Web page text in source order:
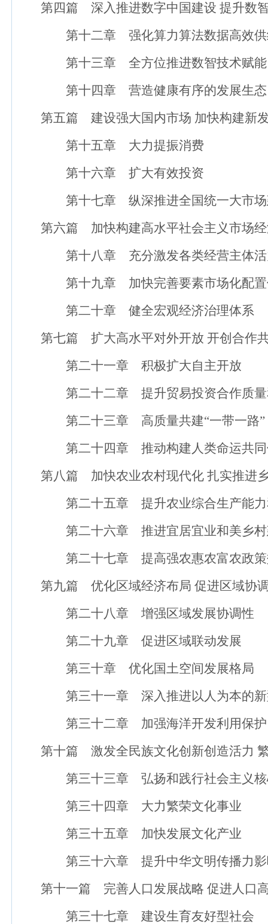
第四篇 深入推进数字中国建设 提升数智
第十二章 强化算力算法数据高效供
第十三章 全方位推进数智技术赋能
第十四章 营造健康有序的发展生态
第五篇 建设强大国内市场 加快构建新
第十五章 大力提振消费
第十六章 扩大有效投资
第十七章 纵深推进全国统一大市场
第六篇 加快构建高水平社会主义市场经
第十八章 充分激发各类经营主体活
第十九章 加快完善要素市场化配置
第二十章 健全宏观经济治理体系
第七篇 扩大高水平对外开放 开创合作
第二十一章 积极扩大自主开放
第二十二章 提升贸易投资合作质量
第二十三章 高质量共建“一带一路”
第二十四章 推动构建人类命运共同
第八篇 加快农业农村现代化 扎实推进乡
第二十五章 提升农业综合生产能力
第二十六章 推进宜居宜业和美乡村
第二十七章 提高强农惠农富农政策
第九篇 优化区域经济布局 促进区域协
第二十八章 增强区域发展协调性
第二十九章 促进区域联动发展
第三十章 优化国土空间发展格局
第三十一章 深入推进以人为本的新
第三十二章 加强海洋开发利用保护
第十篇 激发全民族文化创新创造活力 繁
第三十三章 弘扬和践行社会主义核
第三十四章 大力繁荣文化事业
第三十五章 加快发展文化产业
第三十六章 提升中华文明传播力影
第十一篇 完善人口发展战略 促进人口
第三十七章 建设生育友好型社会